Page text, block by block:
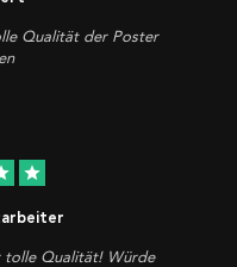
Qualität der Poster
star
tolle Qualität! Würde